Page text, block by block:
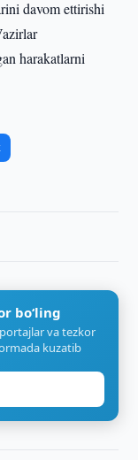
davom ettirishi
harakatlarni
bo‘ling
va tezkor
kuzatib